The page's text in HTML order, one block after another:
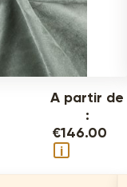
A partir de
:
€146.00
i